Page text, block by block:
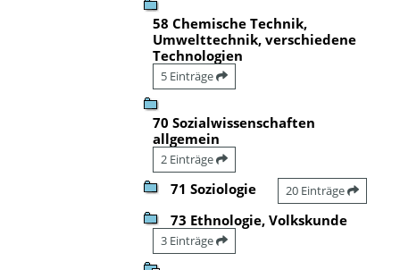
58 Chemische Technik,
Umwelttechnik, verschiedene
Technologien
5 Einträge
70 Sozialwissenschaften
allgemein
2 Einträge
71 Soziologie 20 Einträge
73 Ethnologie, Volkskunde
3 Einträge